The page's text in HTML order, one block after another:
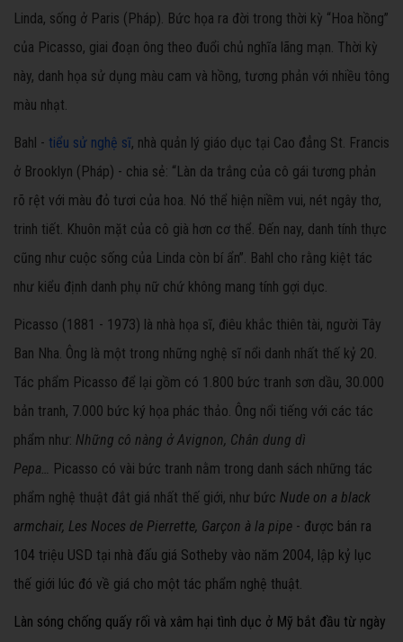
Linda, sống ở Paris (Pháp). Bức họa ra đời trong thời kỳ “Hoa hồng”
của Picasso, giai đoạn ông theo đuổi chủ nghĩa lãng mạn. Thời kỳ
này, danh họa sử dụng màu cam và hồng, tương phản với nhiều tông
màu nhạt.
Bahl - tiểu sử nghệ sĩ, nhà quản lý giáo dục tại Cao đẳng St. Francis
ở Brooklyn (Pháp) - chia sẻ: “Làn da trắng của cô gái tương phản
rõ rệt với màu đỏ tươi của hoa. Nó thể hiện niềm vui, nét ngây thơ,
trinh tiết. Khuôn mặt của cô già hơn cơ thể. Đến nay, danh tính thực
cũng như cuộc sống của Linda còn bí ẩn”. Bahl cho rằng kiệt tác
như kiểu định danh phụ nữ chứ không mang tính gợi dục.
Picasso (1881 - 1973) là nhà họa sĩ, điêu khắc thiên tài, người Tây
Ban Nha. Ông là một trong những nghệ sĩ nổi danh nhất thế kỷ 20.
Tác phẩm Picasso để lại gồm có 1.800 bức tranh sơn dầu, 30.000
bản tranh, 7.000 bức ký họa phác thảo. Ông nổi tiếng với các tác
phẩm như: Những cô nàng ở Avignon, Chân dung dì
Pepa… Picasso có vài bức tranh nằm trong danh sách những tác
phẩm nghệ thuật đắt giá nhất thế giới, như bức Nude on a black
armchair, Les Noces de Pierrette, Garçon à la pipe - được bán ra
104 triệu USD tại nhà đấu giá Sotheby vào năm 2004, lập kỷ lục
thế giới lúc đó về giá cho một tác phẩm nghệ thuật.
Làn sóng chống quấy rối và xâm hại tình dục ở Mỹ bắt đầu từ ngày